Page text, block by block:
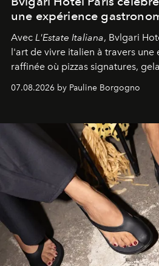
une expérience
Avec L'Estate Italiana, Bvlgari
l'art de vivre italien à travers
raffinée où pizzas signatures,
d'exception composent un
07.08.2026 by Pauline Borgogno